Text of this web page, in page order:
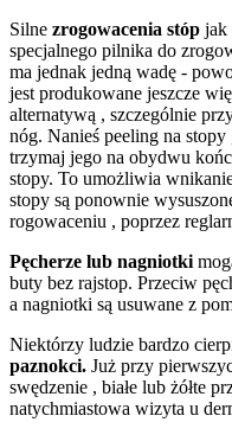
Silne zrogowacenia stóp jak
specjalnego pilnika do
ma jednak jedną wadę -
jest produkowane jeszcze
alternatywą , szczególnie
nóg. Nanieś peeling na
trzymaj jego na obydwu
stopy. To umożliwia
stopy są ponownie
rogowaceniu , poprzez
Pęcherze lub nagniotki
buty bez rajstop. Przeciw
a nagniotki są usuwane z
Niektórzy ludzie bardzo
paznokci. Już przy
swędzenie , białe lub żółte
natychmiastowa wizyta u